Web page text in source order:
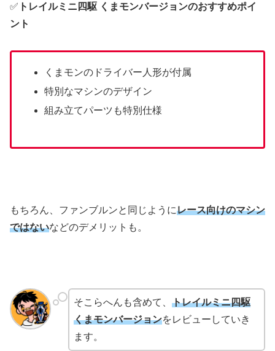
✅ トレイルミニ四駆 くまモンバージョンのおすすめポイ
ント
くまモンのドライバー人形が付属
特別なマシンのデザイン
組み立てパーツも特別仕様
もちろん、ファンブルンと同じようにレース向けのマシン
ではないなどのデメリットも。
そこらへんも含めて、 トレイルミニ四駆
くまモンバージョンをレビューしていき
ます。